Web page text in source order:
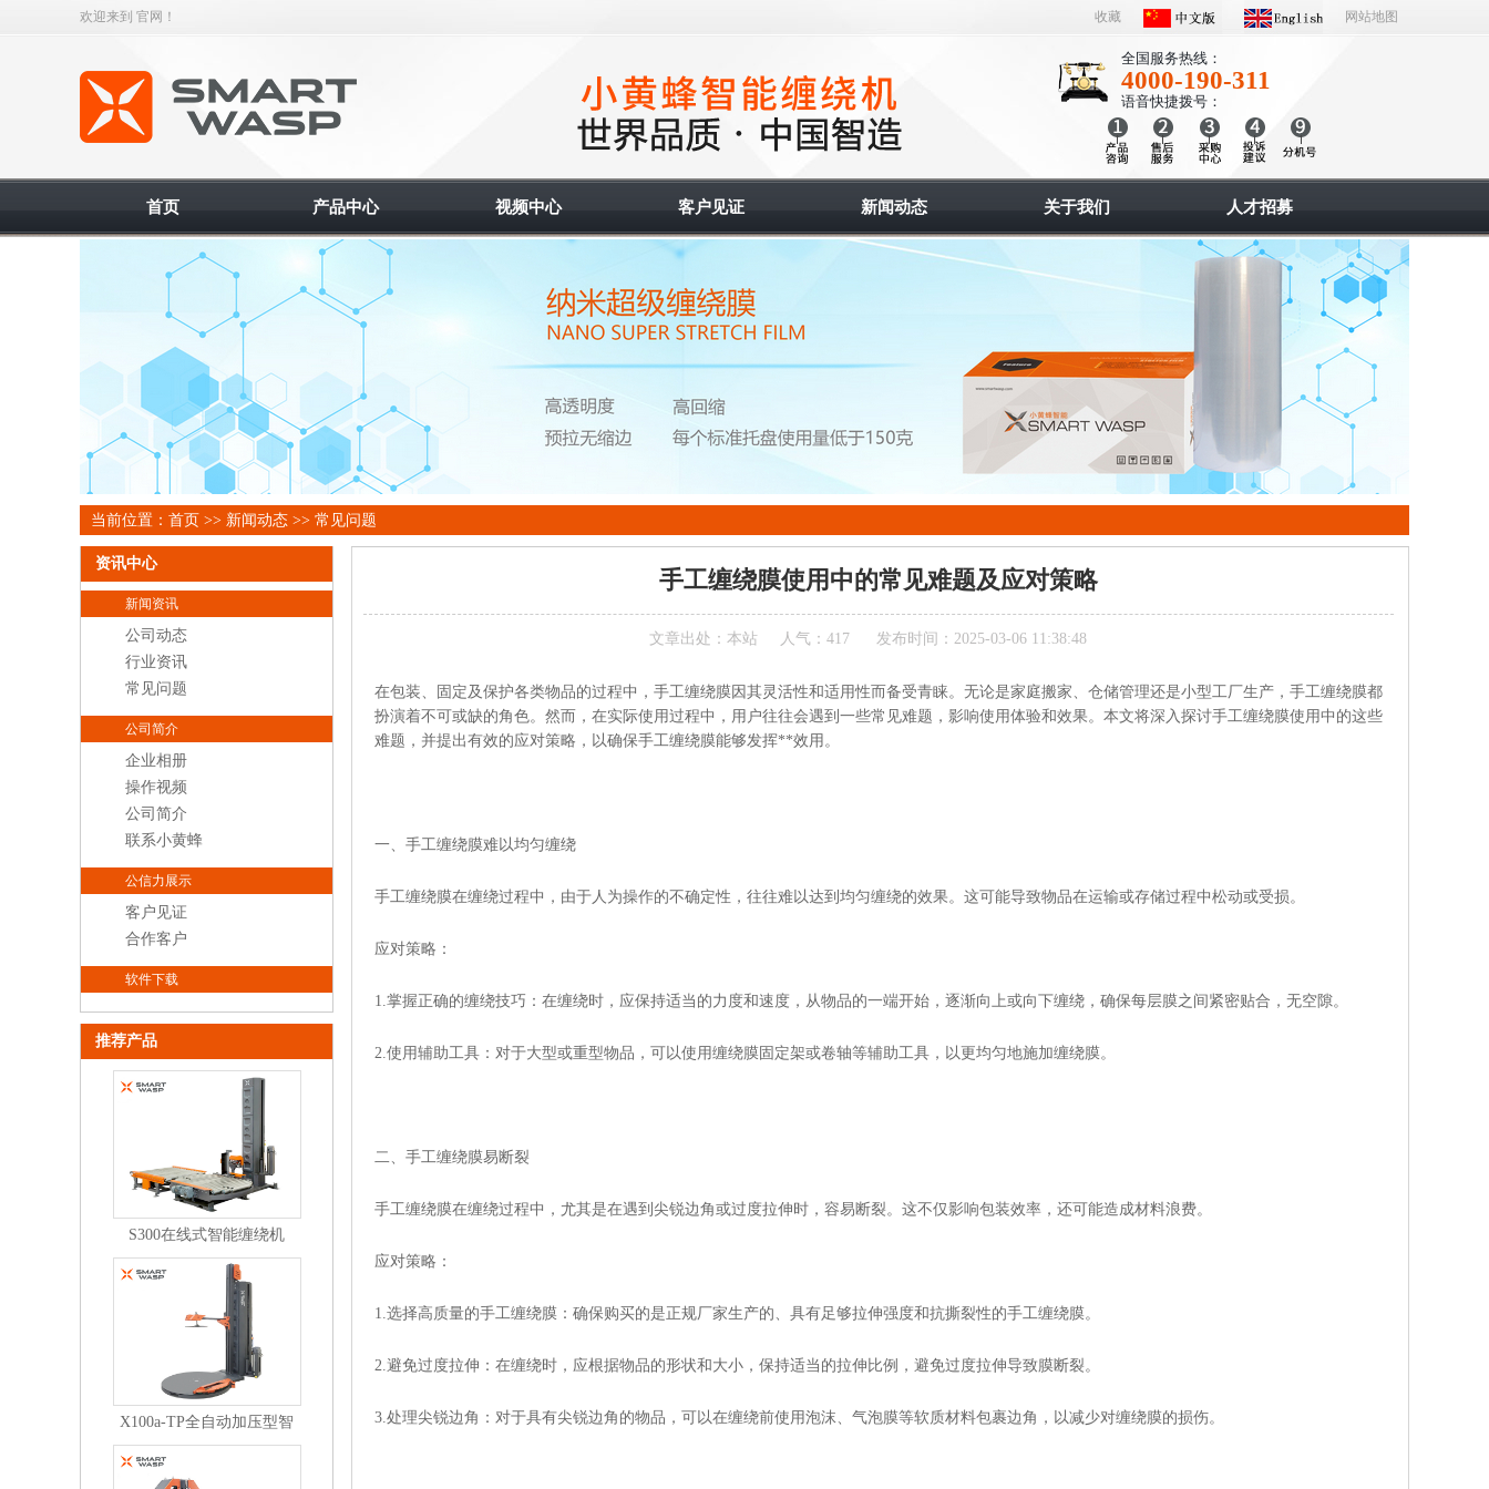
收藏 网站地图
欢迎来到 官网！
智能缠绕机
全国服务热线：
4000-190-311
语音快捷拨号：
首页 产品中心 视频中心 客户见证 新闻动态 关于我们 人才招募
当前位置： 首页 >> 新闻动态 >> 常见问题
手工缠绕膜使用中的常见难题及应对策略
文章出处：本站 人气：417 发布时间：2025-03-06 11:38:48
在包装、固定及保护各类物品的过程中，手工缠绕膜因其灵活性和适用性而备受青睐。无论是家庭搬家、仓储管理还是小型工厂生产，手工缠绕膜都
扮演着不可或缺的角色。然而，在实际使用过程中，用户往往会遇到一些常见难题，影响使用体验和效果。本文将深入探讨手工缠绕膜使用中的这些
难题，并提出有效的应对策略，以确保手工缠绕膜能够发挥**效用。
一、手工缠绕膜难以均匀缠绕
手工缠绕膜在缠绕过程中，由于人为操作的不确定性，往往难以达到均匀缠绕的效果。这可能导致物品在运输或存储过程中松动或受损。
应对策略：
1.掌握正确的缠绕技巧：在缠绕时，应保持适当的力度和速度，从物品的一端开始，逐渐向上或向下缠绕，确保每层膜之间紧密贴合，无空隙。
2.使用辅助工具：对于大型或重型物品，可以使用缠绕膜固定架或卷轴等辅助工具，以更均匀地施加缠绕膜。
二、手工缠绕膜易断裂
手工缠绕膜在缠绕过程中，尤其是在遇到尖锐边角或过度拉伸时，容易断裂。这不仅影响包装效率，还可能造成材料浪费。
应对策略：
1.选择高质量的手工缠绕膜：确保购买的是正规厂家生产的、具有足够拉伸强度和抗撕裂性的手工缠绕膜。
2.避免过度拉伸：在缠绕时，应根据物品的形状和大小，保持适当的拉伸比例，避免过度拉伸导致膜断裂。
3.处理尖锐边角：对于具有尖锐边角的物品，可以在缠绕前使用泡沫、气泡膜等软质材料包裹边角，以减少对缠绕膜的损伤。
资讯中心
新闻资讯
公司动态
行业资讯
常见问题
公司简介
企业相册
操作视频
公司简介
联系小黄蜂
公信力展示
客户见证
合作客户
软件下载
推荐产品
S300在线式智能缠绕机
X100a-TP全自动加压型智
能缠绕机